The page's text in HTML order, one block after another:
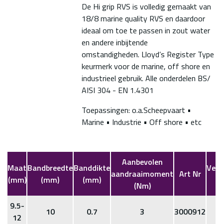
De Hi grip RVS is volledig gemaakt van
18/8 marine quality RVS en daardoor
ideaal om toe te passen in zout water
en andere inbijtende
omstandigheden. Lloyd’s Register Type
keurmerk voor de marine, off shore en
industrieel gebruik. Alle onderdelen BS/
AISI 304 - EN 1.4301
Toepassingen: o.a.Scheepvaart •
Marine • Industrie • Off shore • etc
Maat
(mm)
Bandbreedte
(mm)
Banddikte
(mm)
Aanbevolen
aandraaimoment
(Nm)
Art Nr
9.5-
12
10 0.7 3 3000912